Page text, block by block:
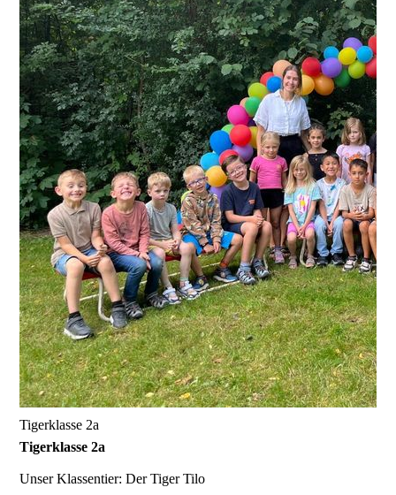
Tigerklasse 2a
Tigerklasse 2a
Unser Klassentier:Der Tiger Tilo